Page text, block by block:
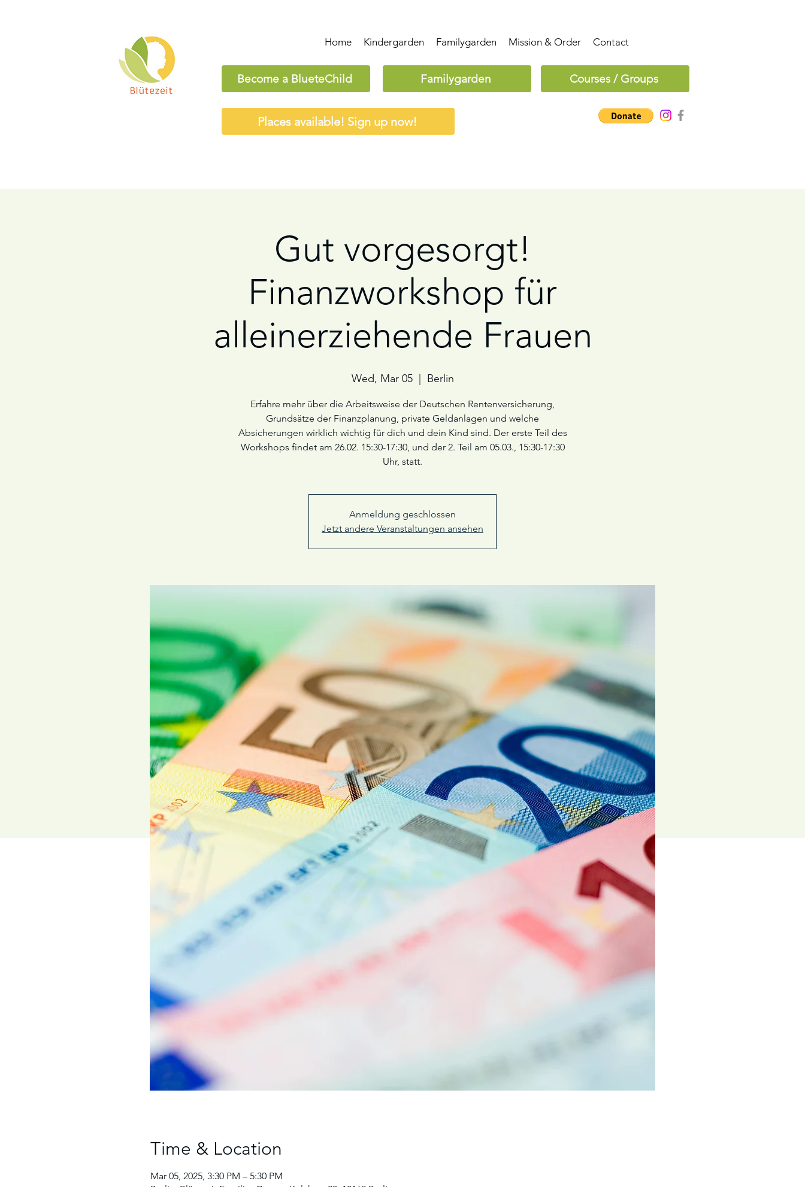
Home Kindergarden Familygarden Mission & Order Contact
Become a BlueteChild Familygarden Courses / Groups
Places available! Sign up now!
Gut vorgesorgt!
Finanzworkshop für
alleinerziehende Frauen
Wed, Mar 05
  |
Berlin
Erfahre mehr über die Arbeitsweise der Deutschen Rentenversicherung,
Grundsätze der Finanzplanung, private Geldanlagen und welche
Absicherungen wirklich wichtig für dich und dein Kind sind. Der erste Teil des
Workshops findet am 26.02. 15:30-17:30, und der 2. Teil am 05.03., 15:30-17:30
Uhr, statt.
Anmeldung geschlossen
Jetzt andere Veranstaltungen ansehen
Time & Location
Mar 05, 2025, 3:30 PM – 5:30 PM